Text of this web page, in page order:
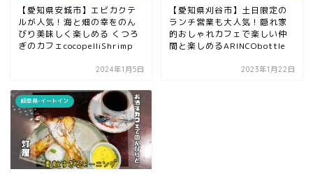
【愛知県安城市】エビカクテ
ルが人気！海と畑の幸をのん
びり美味しく楽しめる くつろ
ぎのカフェcocopelliShrimp
2024年1月5日
【愛知県刈谷市】土日限定の
ランチ営業も大人気！隠れ家
的おしゃれカフェで楽しい仲
間と楽しめるARINCObottle
2023年1月22日
岐阜県-イートイン